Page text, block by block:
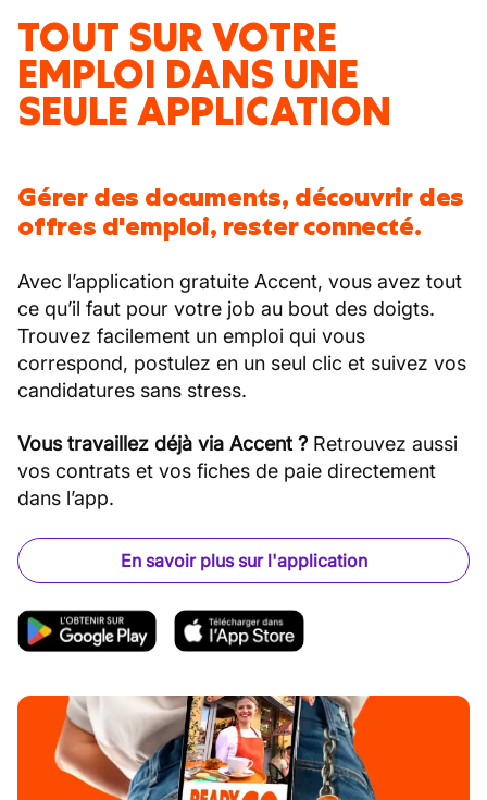
TOUT SUR VOTRE
EMPLOI DANS UNE
SEULE APPLICATION
Gérer des documents, découvrir des
offres d'emploi, rester connecté.
Avec l’application gratuite Accent, vous avez tout
ce qu’il faut pour votre job au bout des doigts.
Trouvez facilement un emploi qui vous
correspond, postulez en un seul clic et suivez vos
candidatures sans stress.
Vous travaillez déjà via Accent ? Retrouvez aussi
vos contrats et vos fiches de paie directement
dans l’app.
En savoir plus sur l'application